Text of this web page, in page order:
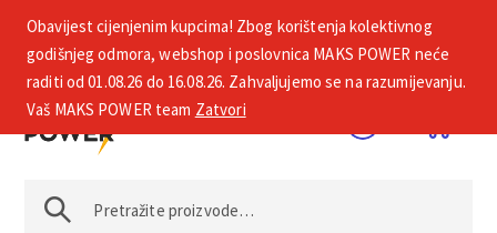
+385 1 2002 575
Obavijest cijenjenim kupcima! Zbog korištenja kolektivnog
godišnjeg odmora, webshop i poslovnica MAKS POWER neće
raditi od 01.08.26 do 16.08.26. Zahvaljujemo se na razumijevanju.
Vaš MAKS POWER team Zatvori